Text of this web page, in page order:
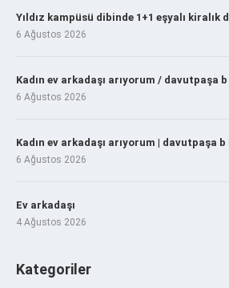
Yıldız kampüsü dibinde 1+1 eşyalı kiralık
6 Ağustos 2026
Kadın ev arkadaşı arıyorum / davutpaşa b
6 Ağustos 2026
Kadın ev arkadaşı arıyorum | davutpaşa b
6 Ağustos 2026
Ev arkadaşı
4 Ağustos 2026
Kategoriler